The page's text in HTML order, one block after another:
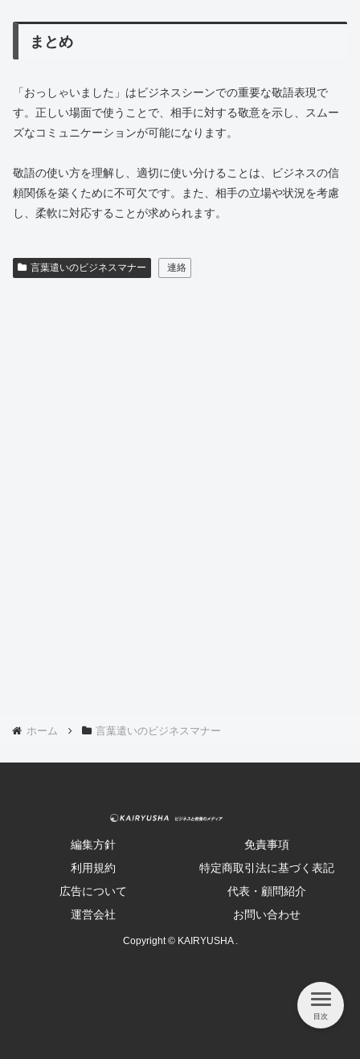
まとめ
「おっしゃいました」はビジネスシーンでの重要な敬語表現で
す。正しい場面で使うことで、相手に対する敬意を示し、スムー
ズなコミュニケーションが可能になります。
敬語の使い方を理解し、適切に使い分けることは、ビジネスの信
頼関係を築くために不可欠です。また、相手の立場や状況を考慮
し、柔軟に対応することが求められます。
言葉遣いのビジネスマナー 連絡
ホーム 言葉遣いのビジネスマナー
編集方針
免責事項
利用規約
特定商取引法に基づく表記
広告について
代表・顧問紹介
運営会社
お問い合わせ
Copyright © KAIRYUSHA .
目次